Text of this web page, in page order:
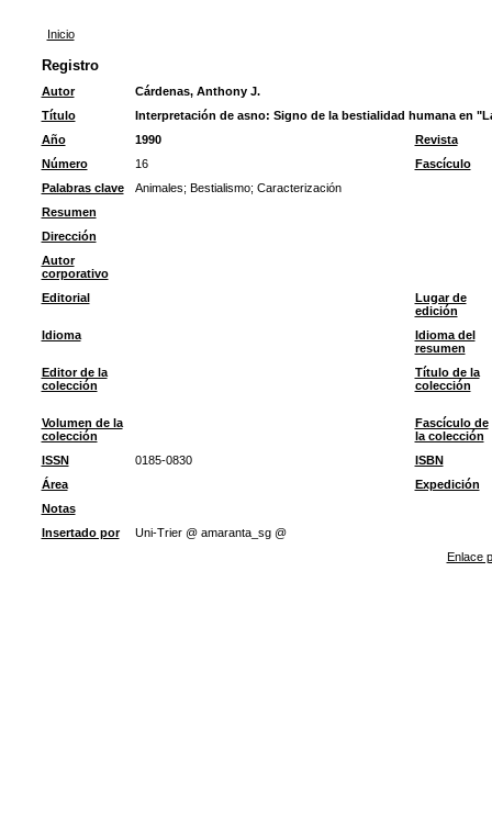
Inicio
Registro
Autor
Cárdenas, Anthony J.
Título
Interpretación de asno: Signo de la bestialidad humana en
Año
1990
Revista
Número
16
Fascículo
Palabras clave
Animales; Bestialismo; Caracterización
Resumen
Dirección
Autor
corporativo
Editorial
Lugar de
edición
Idioma
Idioma del
resumen
Editor de la
colección
Título de la
colección
Volumen de la
colección
Fascículo de
la colección
ISSN
0185-0830
ISBN
Área
Expedición
Notas
Insertado por
Uni-Trier @ amaranta_sg @
Enlace